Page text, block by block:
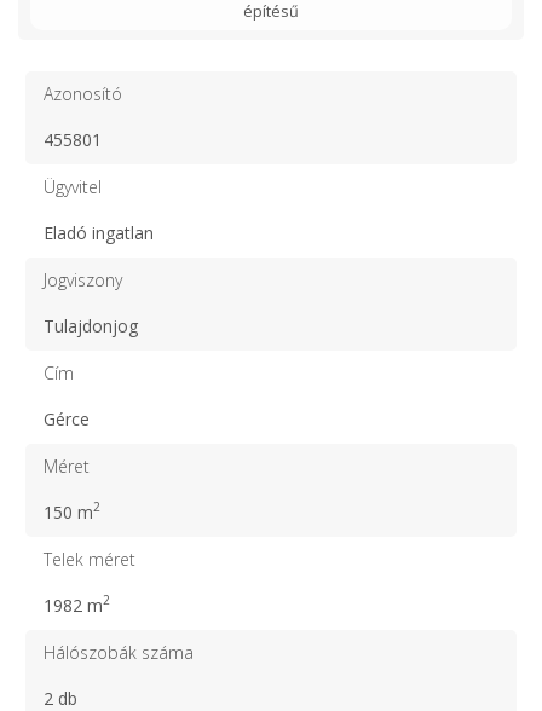
építésű
Azonosító
455801
Ügyvitel
Eladó ingatlan
Jogviszony
Tulajdonjog
Cím
Gérce
Méret
150 m2
Telek méret
1982 m2
Hálószobák száma
2 db